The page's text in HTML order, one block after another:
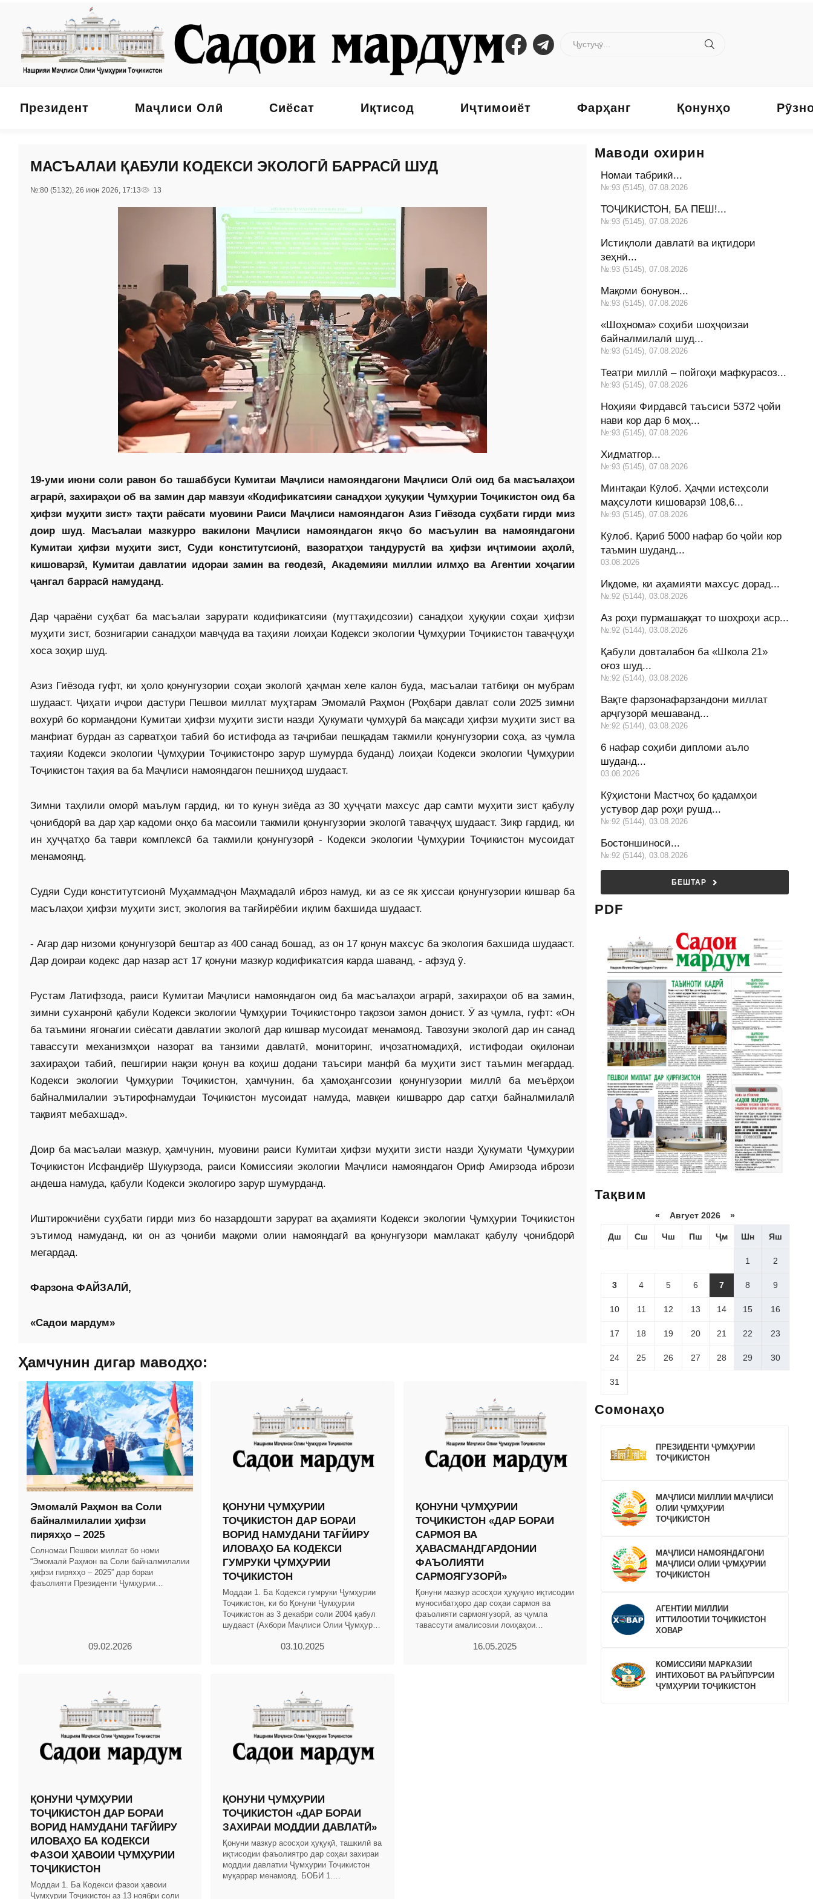
Президент Маҷлиси Олӣ Сиёсат Иқтисод Иҷтимоиёт Фарҳанг Қонунҳо
МАСЪАЛАИ ҚАБУЛИ КОДЕКСИ ЭКОЛОГӢ БАРРАСӢ ШУД
№:80 (5132), 26 июн 2026, 17:13 13
19-уми июни соли равон бо ташаббуси Кумитаи Маҷлиси намояндагони Маҷлиси Олӣ оид ба масъалаҳои
аграрӣ, захираҳои об ва замин дар мавзуи «Кодификатсияи санадҳои ҳуқуқии Ҷумҳурии Тоҷикистон оид ба
ҳифзи муҳити зист» таҳти раёсати муовини Раиси Маҷлиси намояндагон Азиз Гиёзода суҳбати гирди миз
доир шуд. Масъалаи мазкурро вакилони Маҷлиси намояндагон якҷо бо масъулин ва намояндагони
Кумитаи ҳифзи муҳити зист, Суди конститутсионӣ, вазоратҳои тандурустӣ ва ҳифзи иҷтимоии аҳолӣ,
кишоварзӣ, Кумитаи давлатии идораи замин ва геодезӣ, Академияи миллии илмҳо ва Агентии хоҷагии
ҷангал баррасӣ намуданд.
Дар ҷараёни суҳбат ба масъалаи зарурати кодификатсияи (муттаҳидсозии) санадҳои ҳуқуқии соҳаи ҳифзи
муҳити зист, бознигарии санадҳои мавҷуда ва таҳияи лоиҳаи Кодекси экологии Ҷумҳурии Тоҷикистон таваҷҷуҳи
хоса зоҳир шуд.
Азиз Гиёзода гуфт, ки ҳоло қонунгузории соҳаи экологӣ ҳаҷман хеле калон буда, ­масъалаи татбиқи он мубрам
шудааст. Ҷиҳати иҷрои дастури Пешвои миллат муҳтарам Эмомалӣ Раҳмон (Роҳбари давлат соли 2025 зимни
вохурӣ бо кормандони Кумитаи ҳифзи муҳити зис­ти назди Ҳукумати ҷумҳурӣ ба мақсади ҳифзи муҳити зист ва
манфиат бурдан аз сарватҳои табиӣ бо истифода аз таҷрибаи пешқадам такмили қонунгузории соҳа, аз ҷумла
таҳияи Кодекси экологии Ҷумҳурии Тоҷикистонро зарур шумурда буданд) лоиҳаи Кодекси экологии Ҷумҳурии
Тоҷикистон таҳия ва ба Маҷлиси намояндагон пешниҳод шудааст.
Зимни таҳлили оморӣ маълум гардид, ки то кунун зиёда аз 30 ҳуҷҷати махсус дар самти муҳити зист қабулу
ҷонибдорӣ ва дар ҳар кадоми онҳо ба масоили такмили қонунгузории экологӣ таваҷҷуҳ шудааст. Зикр гардид, ки
ин ҳуҷҷатҳо ба таври комплексӣ ба такмили қонунгузорӣ - Кодекси экологии Ҷумҳурии Тоҷикистон мусоидат
менамоянд.
Судяи Суди конститутсионӣ Муҳаммадҷон Маҳмадалӣ иброз намуд, ки аз се як ҳиссаи қонунгузории кишвар ба
масълаҳои ҳифзи муҳити зист, экология ва тағйирёбии иқлим бахшида шудааст.
- Агар дар низоми қонунгузорӣ бештар аз 400 санад бошад, аз он 17 қонун махсус ба экология бахшида шудааст.
Дар доираи кодекс дар назар аст 17 қонуни мазкур кодификатсия карда шаванд, - афзуд ӯ.
Рустам Латифзода, раиси Кумитаи Маҷлиси намояндагон оид ба масъалаҳои аграрӣ, захираҳои об ва замин,
зимни суханронӣ қабули Кодекси экологии Ҷумҳурии Тоҷикистонро тақозои замон донист. Ӯ аз ҷумла, гуфт: «Он
ба таъмини ягонагии сиёсати давлатии экологӣ дар кишвар мусоидат менамояд. Тавозуни экологӣ дар ин санад
тавассути механизмҳои назорат ва танзими давлатӣ, мониторинг, иҷозатномадиҳӣ, истифодаи оқилонаи
захираҳои табиӣ, пешгирии нақзи қонун ва коҳиш додани таъсири манфӣ ба муҳити зист таъмин мегардад.
Кодекси экологии Ҷумҳурии Тоҷикистон, ҳамчунин, ба ҳамоҳангсозии қонунгузории миллӣ ба меъёрҳои
байналмилалии эътирофнамудаи Тоҷикистон мусоидат намуда, мавқеи кишварро дар сатҳи байналмилалӣ
тақвият мебахшад».
Доир ба масъалаи мазкур, ҳамчунин, муовини раиси Кумитаи ҳифзи муҳити ­зисти назди Ҳукумати Ҷумҳурии
Тоҷикистон Исфандиёр Шукурзода, раиси Комиссияи экологии Маҷлиси намояндагон Ориф Амирзода ибрози
андеша намуда, қабули Кодекси экологиро зарур шумурданд.
Иштирокчиёни суҳбати гирди миз бо назардошти зарурат ва аҳамияти Кодекси экологии Ҷумҳурии Тоҷикистон
эътимод намуданд, ки он аз ҷониби мақоми олии намояндагӣ ва қонунгузори мамлакат қабулу ҷонибдорӣ
мегардад.
Фарзона ФАЙЗАЛӢ,
«Садои мардум»
Ҳамчунин дигар маводҳо:
Эмомалӣ Раҳмон ва Соли
байналмилалии ҳифзи
пиряхҳо – 2025
Солномаи Пешвои миллат бо номи
“Эмомалӣ Раҳмон ва Соли байналмилалии
ҳифзи пиряхҳо – 2025” дар бораи
фаъолияти Президенти Ҷумҳурии
09.02.2026
ҚОНУНИ ҶУМҲУРИИ
ТОҶИКИСТОН ДАР БОРАИ
ВОРИД НАМУДАНИ ТАҒЙИРУ
ИЛОВАҲО БА КОДЕКСИ
ГУМРУКИ ҶУМҲУРИИ
ТОҶИКИСТОН
Моддаи 1. Ба Кодекси гумруки Ҷумҳурии
Тоҷикистон, ки бо Қонуни Ҷумҳурии
Тоҷикистон аз 3 декабри соли 2004 қабул
шудааст (Ахбори Маҷлиси Олии Ҷумҳурии
03.10.2025
ҚОНУНИ ҶУМҲУРИИ
ТОҶИКИСТОН «ДАР БОРАИ
САРМОЯ ВА
ҲАВАСМАНДГАРДОНИИ
ФАЪОЛИЯТИ
САРМОЯГУЗОРӢ»
Қонуни мазкур асосҳои ҳуқуқию иқтисодии
муносибатҳоро дар соҳаи сармоя ва
фаъолияти сармоягузорӣ, аз ҷумла
тавассути амалисозии лоиҳаҳои
ҳавасмандгардонӣ ва16.05.2025
ҚОНУНИ ҶУМҲУРИИ
ТОҶИКИСТОН ДАР БОРАИ
ВОРИД НАМУДАНИ ТАҒЙИРУ
ИЛОВАҲО БА КОДЕКСИ
ФАЗОИ ҲАВОИИ ҶУМҲУРИИ
ТОҶИКИСТОН
Моддаи 1. Ба Кодекси фазои ҳавоии
Ҷумҳурии Тоҷикистон аз 13 ноябри соли
ҚОНУНИ ҶУМҲУРИИ
ТОҶИКИСТОН «ДАР БОРАИ
ЗАХИРАИ МОДДИИ ДАВЛАТӢ»
Қонуни мазкур асосҳои ҳуқуқӣ, ташкилӣ ва
иқтисодии фаъолиятро дар соҳаи захираи
моддии давлатии Ҷумҳурии Тоҷикистон
муқаррар менамояд. БОБИ 1.
Маводи охирин
Номаи табрикӣ...
№:93 (5145), 07.08.2026
ТОҶИКИСТОН, БА ПЕШ!...
№:93 (5145), 07.08.2026
Истиқлоли давлатӣ ва иқтидори
зеҳнӣ...
№:93 (5145), 07.08.2026
Мақоми бонувон...
№:93 (5145), 07.08.2026
«Шоҳнома» соҳиби шоҳҷоизаи
байналмилалӣ шуд...
№:93 (5145), 07.08.2026
Театри миллӣ – пойгоҳи мафкурасоз...
№:93 (5145), 07.08.2026
Ноҳияи Фирдавсӣ таъсиси 5372 ҷойи
нави кор дар 6 моҳ...
№:93 (5145), 07.08.2026
Хидматгор...
№:93 (5145), 07.08.2026
Минтақаи Кӯлоб. Ҳаҷми истеҳсоли
маҳсулоти кишоварзӣ 108,6...
№:93 (5145), 07.08.2026
Кӯлоб. Қариб 5000 нафар бо ҷойи кор
таъмин шуданд...
03.08.2026
Иқдоме, ки аҳамияти махсус дорад...
№:92 (5144), 03.08.2026
Аз роҳи пурмашаққат то шоҳроҳи аср...
№:92 (5144), 03.08.2026
Қабули довталабон ба «Школа 21»
оғоз шуд...
№:92 (5144), 03.08.2026
Вақте фарзонафарзандони миллат
арҷгузорӣ мешаванд...
№:92 (5144), 03.08.2026
6 нафар соҳиби дипломи аъло
шуданд...
03.08.2026
Кӯҳистони Мастчоҳ бо қадамҳои
устувор дар роҳи рушд...
№:92 (5144), 03.08.2026
Бостоншиносӣ...
№:92 (5144), 03.08.2026
БЕШТАР
PDF
Тақвим
« Август 2026 »
Дш Сш Чш Пш Ҷм Шн Яш
1 2
3 4 5 6 7 8 9
10 11 12 13 14 15 16
17 18 19 20 21 22 23
24 25 26 27 28 29 30
31
Сомонаҳо
ПРЕЗИДЕНТИ ҶУМҲУРИИ
ТОҶИКИСТОН
МАҶЛИСИ МИЛЛИИ МАҶЛИСИ
ОЛИИ ҶУМҲУРИИ
ТОҶИКИСТОН
МАҶЛИСИ НАМОЯНДАГОНИ
МАҶЛИСИ ОЛИИ ҶУМҲУРИИ
ТОҶИКИСТОН
АГЕНТИИ МИЛЛИИ
ИТТИЛООТИИ ТОҶИКИСТОН
ХОВАР
КОМИССИЯИ МАРКАЗИИ
ИНТИХОБОТ ВА РАЪЙПУРСИИ
ҶУМҲУРИИ ТОҶИКИСТОН